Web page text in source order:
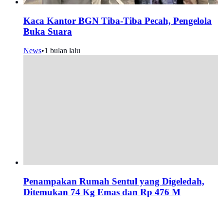
Kaca Kantor BGN Tiba-Tiba Pecah, Pengelola
Buka Suara
News•1 bulan lalu
Penampakan Rumah Sentul yang Digeledah,
Ditemukan 74 Kg Emas dan Rp 476 M